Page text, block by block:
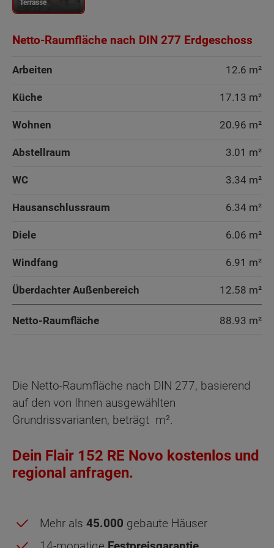
Terrasse
Netto-Raumfläche nach DIN 277 Erdgeschoss
Arbeiten 12.6 m²
Küche 17.13 m²
Wohnen 20.96 m²
Abstellraum 3.01 m²
WC 3.34 m²
Hausanschlussraum 6.34 m²
Diele 6.06 m²
Windfang 6.91 m²
Überdachter Außenbereich 12.58 m²
Netto-Raumfläche 88.93 m²
Die Netto-Raumfläche nach DIN 277, basierend
auf den von Ihnen ausgewählten
Grundrissvarianten, beträgt m².
Dein Flair 152 RE Novo kostenlos und
regional anfragen.
Mehr als 45.000 gebaute Häuser